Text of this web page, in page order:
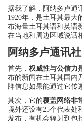
据我了解，阿纳多卢通
1920年，是土耳其最大
布海量土耳其语和英语
在当地和周边区域说话
阿纳多卢通讯
首先， 权威性与公信力
布的新闻在土耳其国内
牌信息如果能通过它传
其次，它的覆盖网络非
境外还设有25个代表处
发布，有机会辐射到包